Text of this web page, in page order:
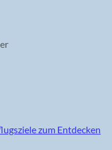
zum Entdecken